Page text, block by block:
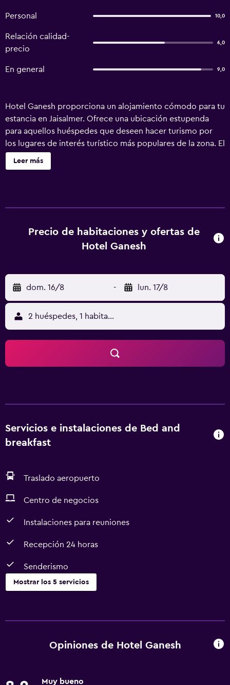
Personal 10,0
Relación calidad-
precio
6,0
En general 9,0
Hotel Ganesh proporciona un alojamiento cómodo para tu
estancia en Jaisalmer. Ofrece una ubicación estupenda
para aquellos huéspedes que deseen hacer turismo por
los lugares de interés turístico más populares de la zona. El
hotel pone a su disposición servicio de alquiler de coches
y recepción 24 horas. En días soleados la terraza exterior
pueden disfrutar de un sabroso desayuno. Los lugares de
interés de Jaisalmer, como Nathmal Ji Ki Haveli y Patwon-
minutos.
Leer más
Precio de habitaciones y ofertas de
Hotel Ganesh
dom. 16/8 - lun. 17/8
2 huéspedes, 1 habitación
Servicios e instalaciones de Bed and
breakfast
Traslado aeropuerto
Centro de negocios
Instalaciones para reuniones
Recepción 24 horas
Senderismo
Mostrar los 5 servicios
Centro de negocios
Opiniones de Hotel Ganesh
Muy bueno